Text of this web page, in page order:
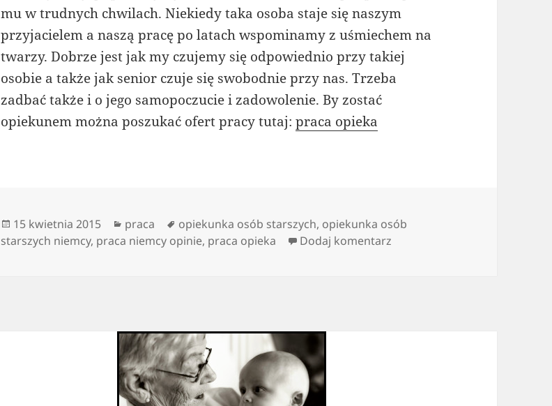
mu w trudnych chwilach. Niekiedy taka osoba staje się naszym
przyjacielem a naszą pracę po latach wspominamy z uśmiechem na
twarzy. Dobrze jest jak my czujemy się odpowiednio przy takiej
osobie a także jak senior czuje się swobodnie przy nas. Trzeba
zadbać także i o jego samopoczucie i zadowolenie. By zostać
opiekunem można poszukać ofert pracy tutaj:praca opieka
Data
publikacji
15 kwietnia 2015 Kategorie
praca Tagi
opiekunka osób starszych, opiekunka osób
starszych niemcy, praca niemcy opinie, praca opieka Dodaj komentarz